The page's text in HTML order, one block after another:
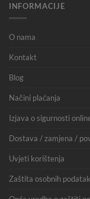
INFORMACIJE
O nama
Kontakt
Blog
Načini plaćanja
Izjava o sigurnosti
Dostava / zamjena /
Uvjeti korištenja
Zaštita osobnih